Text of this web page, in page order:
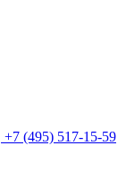
+7 (495) 517-15-59